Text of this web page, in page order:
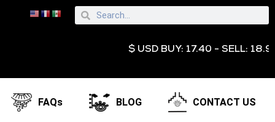
$ USD BUY: 17.40 - SELL: 18.95 €
FAQs BLOG CONTACT US